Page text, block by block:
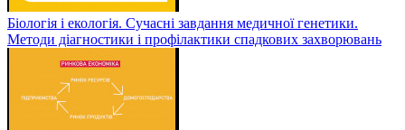
Біологія і екологія. Сучасні завдання медичної генетики.
Методи діагностики і профілактики спадкових захворювань